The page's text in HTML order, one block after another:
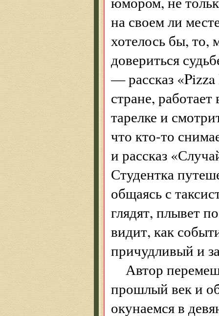
на своем ли
хотелось бы, то,
довериться
— рассказ
стране,
тарелке и
что кто-то
и рассказ
Студентка
общаясь с
глядят, плывет
видит, как
причудливый и
Автор
прошлый век и
окунаемся в